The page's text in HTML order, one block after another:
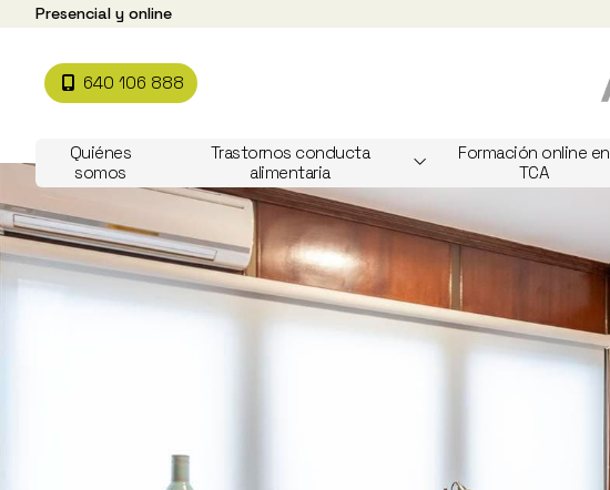
Presencial y online
640 106 888
Quiénes
somos
Trastornos conducta
alimentaria
Formación online en
TCA